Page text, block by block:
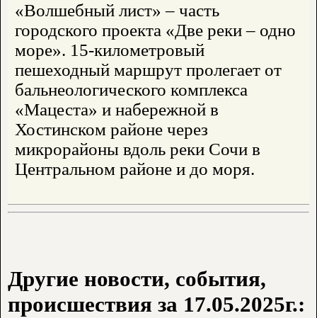
«Волшебный лист» – часть
городского проекта «Две реки – одно
море». 15-километровый
пешеходный маршрут пролегает от
бальнеологического комплекса
«Мацеста» и набережной в
Хостинском районе через
микрорайоны вдоль реки Сочи в
Центральном районе и до моря.
Другие новости, события,
происшествия за 17.05.2025г.: